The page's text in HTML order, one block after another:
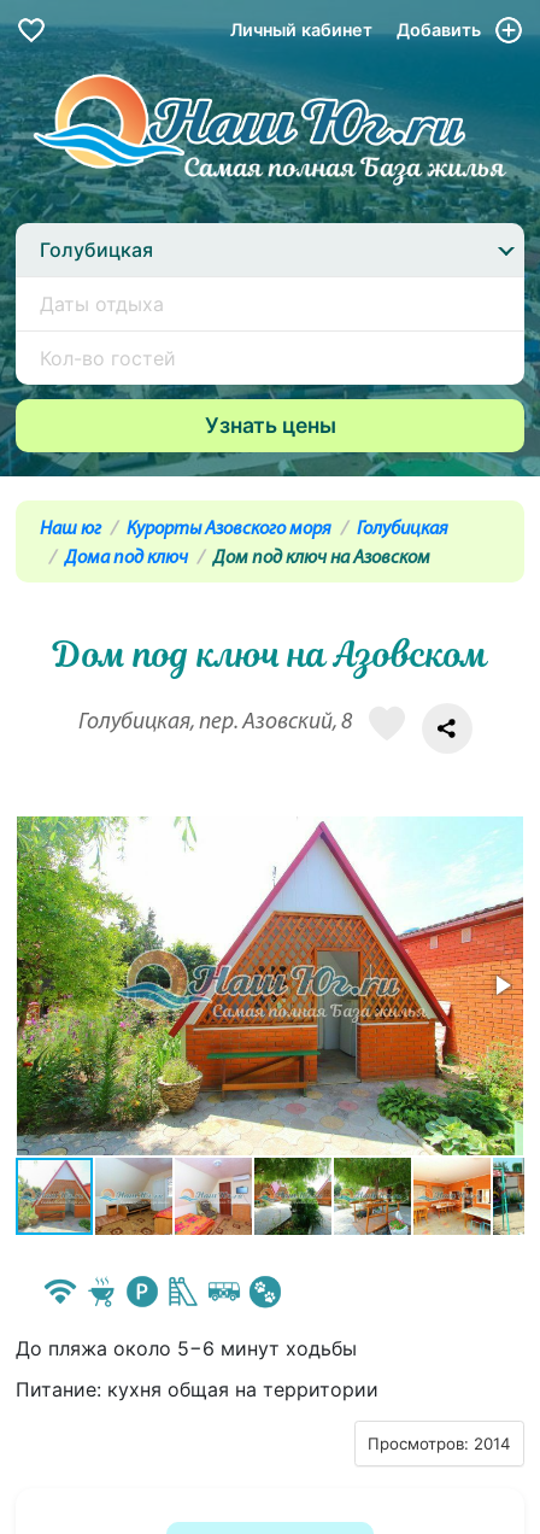
Личный кабинет Добавить
Голубицкая
Наш юг Курорты Азовского моря
Голубицкая
Дома под ключ
Дом под ключ на Азовском
Дом под ключ на Азовском
Голубицкая, пер. Азовский, 8
До пляжа около 5−6 минут ходьбы
Питание: кухня общая на территории
Просмотров: 2014